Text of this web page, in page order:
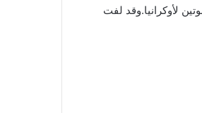
لأوكرانيا.وقد لفت